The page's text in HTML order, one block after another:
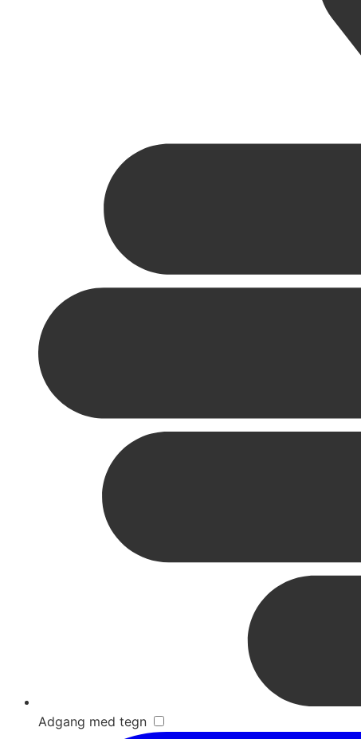
Adgang med tegn